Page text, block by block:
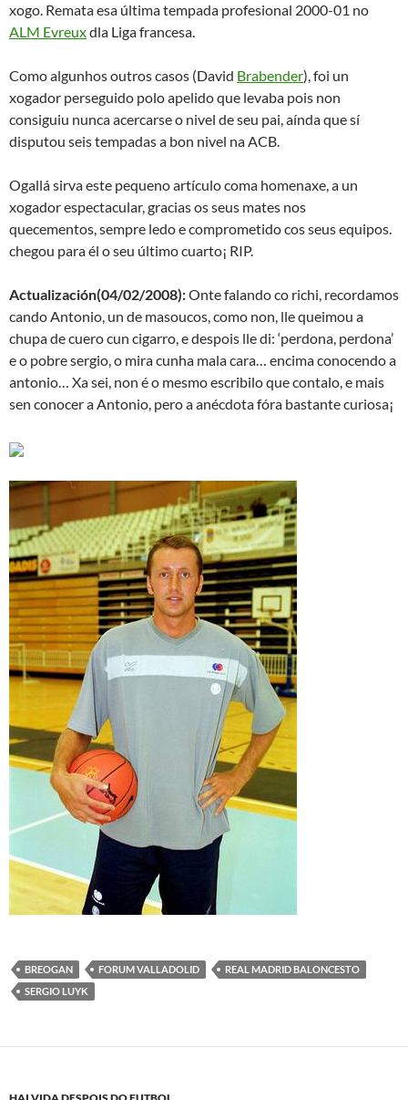
xogo. Remata esa última tempada profesional 2000-01 no
ALM Evreuxdla Liga francesa.
Como algunhos outros casos (David Brabender), foi un
xogador perseguido polo apelido que levaba pois non
consiguiu nunca acercarse o nivel de seu pai, aínda que sí
disputou seis tempadas a bon nivel na ACB.
Ogallá sirva este pequeno artículo coma homenaxe, a un
xogador espectacular, gracias os seus mates nos
quecementos, sempre ledo e comprometido cos seus equipos.
chegou para él o seu último cuarto¡ RIP.
Actualización(04/02/2008):Onte falando co richi, recordamos
cando Antonio, un de masoucos, como non, lle queimou a
chupa de cuero cun cigarro, e despois lle di: ‘perdona, perdona’
e o pobre sergio, o mira cunha mala cara… encima conocendo a
antonio… Xa sei, non é o mesmo escribilo que contalo, e mais
sen conocer a Antonio, pero a anécdota fóra bastante curiosa¡
BREOGAN FORUM VALLADOLID
REAL MADRID BALONCESTO
SERGIO LUYK